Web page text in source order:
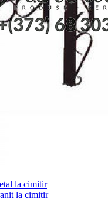
la cimitir
la cimitir